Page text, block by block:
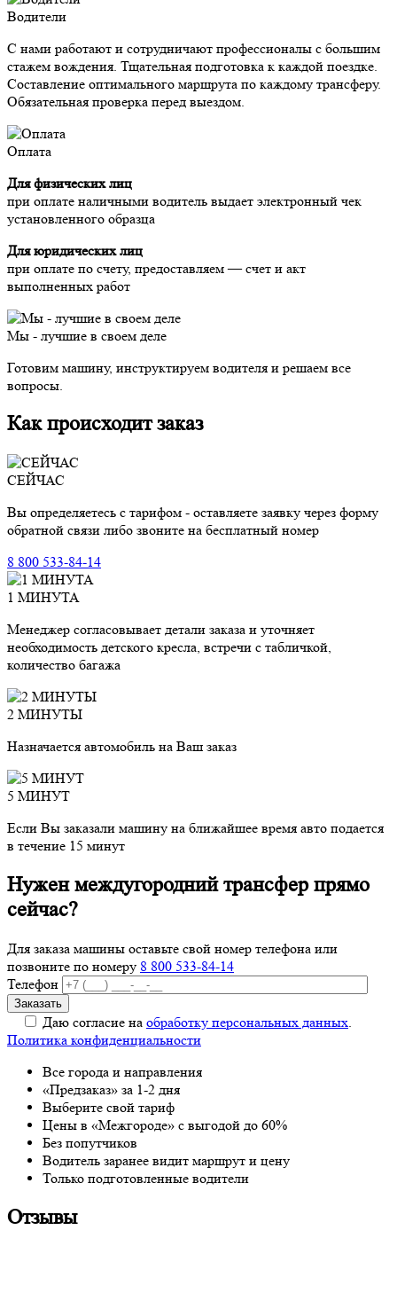
Водители
С нами работают и сотрудничают профессионалы с большим
стажем вождения. Тщательная подготовка к каждой поездке.
Составление оптимального маршрута по каждому трансферу.
Обязательная проверка перед выездом.
Оплата
Для физических лиц
при оплате наличными водитель выдает электронный чек
установленного образца
Для юридических лиц
при оплате по счету, предоставляем — счет и акт
выполненных работ
Мы - лучшие в своем деле
Готовим машину, инструктируем водителя и решаем все
вопросы.
Как происходит заказ
СЕЙЧАС
Вы определяетесь с тарифом - оставляете заявку через форму
обратной связи либо звоните на бесплатный номер
8 800 533-84-14
1 МИНУТА
Менеджер согласовывает детали заказа и уточняет
необходимость детского кресла, встречи с табличкой,
количество багажа
2 МИНУТЫ
Назначается автомобиль на Ваш заказ
5 МИНУТ
Если Вы заказали машину на ближайшее время авто подается
в течение 15 минут
Нужен междугородний трансфер прямо
сейчас?
Для заказа машины оставьте свой номер телефона или
позвоните по номеру 8 800 533-84-14
Телефон
Даю согласие на обработку персональных данных.
Политика конфиденциальности
Все города и направления
«Предзаказ» за 1-2 дня
Выберите свой тариф
Цены в «Межгороде» с выгодой до 60%
Без попутчиков
Водитель заранее видит маршрут и цену
Только подготовленные водители
Отзывы